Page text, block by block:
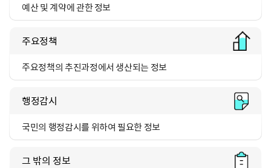
예산 및 계약에 관한 정보
주요정책
주요정책의 추진과정에서 생산되는 정보
행정감시
국민의 행정감시를 위하여 필요한 정보
그 밖의 정보